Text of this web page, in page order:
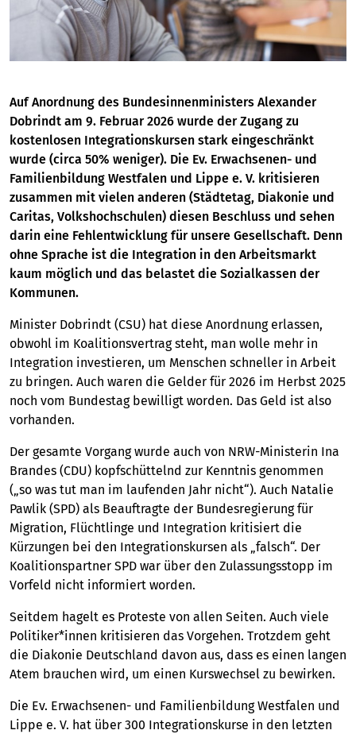
Auf Anordnung des Bundesinnenministers Alexander
Dobrindt am 9. Februar 2026 wurde der Zugang zu
kostenlosen Integrationskursen stark eingeschränkt
wurde (circa 50% weniger). Die Ev. Erwachsenen- und
Familienbildung Westfalen und Lippe e. V. kritisieren
zusammen mit vielen anderen (Städtetag, Diakonie und
Caritas, Volkshochschulen) diesen Beschluss und sehen
darin eine Fehlentwicklung für unsere Gesellschaft. Denn
ohne Sprache ist die Integration in den Arbeitsmarkt
kaum möglich und das belastet die Sozialkassen der
Kommunen.
Minister Dobrindt (CSU) hat diese Anordnung erlassen,
obwohl im Koalitionsvertrag steht, man wolle mehr in
Integration investieren, um Menschen schneller in Arbeit
zu bringen. Auch waren die Gelder für 2026 im Herbst 2025
noch vom Bundestag bewilligt worden. Das Geld ist also
vorhanden.
Der gesamte Vorgang wurde auch von NRW-Ministerin Ina
Brandes (CDU) kopfschüttelnd zur Kenntnis genommen
(„so was tut man im laufenden Jahr nicht“). Auch Natalie
Pawlik (SPD) als Beauftragte der Bundesregierung für
Migration, Flüchtlinge und Integration kritisiert die
Kürzungen bei den Integrationskursen als „falsch“. Der
Koalitionspartner SPD war über den Zulassungsstopp im
Vorfeld nicht informiert worden.
Seitdem hagelt es Proteste von allen Seiten. Auch viele
Politiker*innen kritisieren das Vorgehen. Trotzdem geht
die Diakonie Deutschland davon aus, dass es einen langen
Atem brauchen wird, um einen Kurswechsel zu bewirken.
Die Ev. Erwachsenen- und Familienbildung Westfalen und
Lippe e. V. hat über 300 Integrationskurse in den letzten